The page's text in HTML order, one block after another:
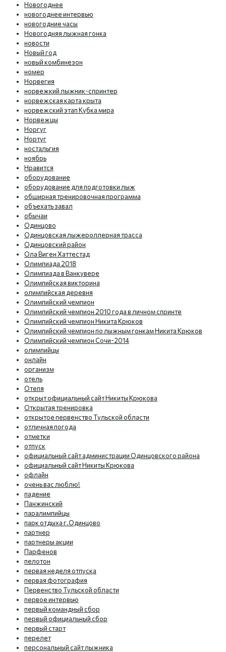
Новогоднее
новогоднее интервью
новогодние часы
Новогодняя лыжная гонка
новости
Новый год
новый комбинезон
номер
Норвегия
норвежкий лыжник-спринтер
норвежская карта крыта
норвежский этап Кубка мира
Норвежцы
Норгуг
Нортуг
ностальгия
ноябрь
Нравится
оборудование
оборудование для подготовки лыж
обширная тренировочная программа
объехать завал
обычаи
Одинцово
Одинцовская лыжероллерная трасса
Одинцовский район
Ола Виген Хаттестад
Олимпиада 2018
Олимпиада в Ванкувере
Олимпийская викторина
олимпийская деревня
Олимпийский чемпион
Олимпийский чемпион 2010 года в личном спринте
Олимпийский чемпион Никита Крюков
Олимпийский чемпион по лыжным гонкам Никита Крюков
Олимпийский чемпион Сочи-2014
олимпийцы
онлайн
организм
отель
Отепя
открыт официальный сайт Никиты Крюкова
Открытая тренировка
открытое первенство Тульской области
отличная погода
отметки
отпуск
официальный сайт администрации Одинцовского района
официальный сайт Никиты Крюкова
офлайн
очень вас люблю!
падение
Панжинский
паралимпийцы
парк отдыха г.Одинцово
партнер
партнеры акции
Парфенов
пелотон
первая неделя отпуска
первая фотография
Первенство Тульской области
первое интервью
первый командный сбор
первый официальный сбор
первый старт
перелет
персональный сайт лыжника